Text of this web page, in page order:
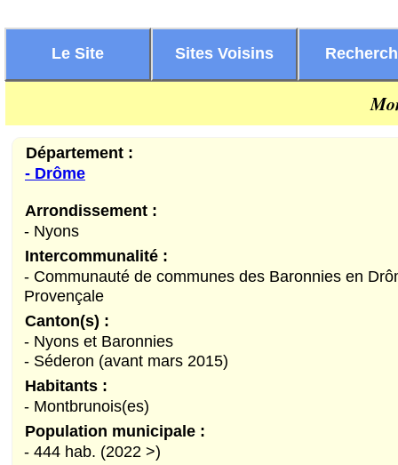
Le Site Sites Voisins
Département :
- Drôme
Arrondissement :
- Nyons
Intercommunalité :
- Communauté de communes des Baronnies en
Provençale
Canton(s) :
- Nyons et Baronnies
- Séderon (avant mars 2015)
Habitants :
- Montbrunois(es)
Population municipale :
- 444 hab. (2022 >)